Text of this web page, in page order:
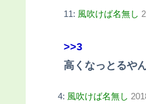
11: 風吹けば名無し
>>3
高くなっとるや
4: 風吹けば名無し